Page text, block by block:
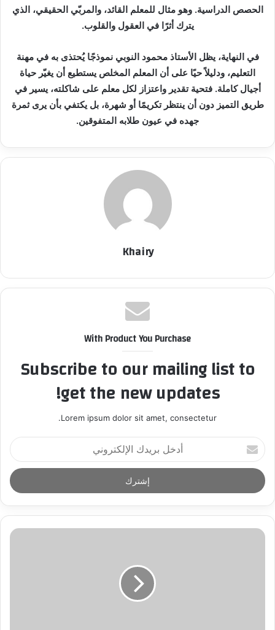
الحصص الدراسية. وهو مثال للمعلم القائد، والمربّي الحقيقي، الذي
يترك أثرًا في العقول والقلوب.
في النهاية، يظل الأستاذ محمود النوبي نموذجًا يُحتذى به في مهنة
التعليم، ودليلاً حيًا على أن المعلم المخلص يستطيع أن يغيّر حياة
أجيال كاملة. فتحية تقدير واعتزاز لكل معلم على شاكلته، يسير في
طريق التميز دون أن ينتظر تكريمًا أو شهرة، بل يكتفي بأن يرى ثمرة
جهده في عيون طلابه المتفوقين.
Khairy
With Product You Purchase
Subscribe to our mailing list to
get the new updates!
Lorem ipsum dolor sit amet, consectetur.
أ
د
خ
ل
ر
د